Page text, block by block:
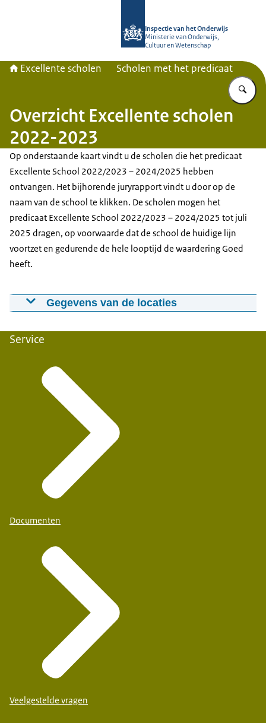
Inspectie van het Onderwijs
Ministerie van Onderwijs,
Cultuur en Wetenschap
Excellente scholen Scholen met het predicaat
Overzicht Excellente scholen
2022-2023
Op onderstaande kaart vindt u de scholen die het predicaat
Excellente School 2022/2023 – 2024/2025 hebben
ontvangen. Het bijhorende juryrapport vindt u door op de
naam van de school te klikken. De scholen mogen het
predicaat Excellente School 2022/2023 – 2024/2025 tot juli
2025 dragen, op voorwaarde dat de school de huidige lijn
voortzet en gedurende de hele looptijd de waardering Goed
heeft.
Gegevens van de locaties
Harlingen
Service
Documenten
Veelgestelde vragen